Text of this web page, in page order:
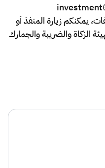
يمكنكم زيارة المنفذ أو
الزكاة والضريبة والجمارك